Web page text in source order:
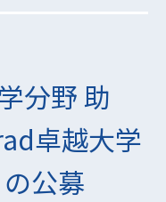
分野 助
卓越大学
公募